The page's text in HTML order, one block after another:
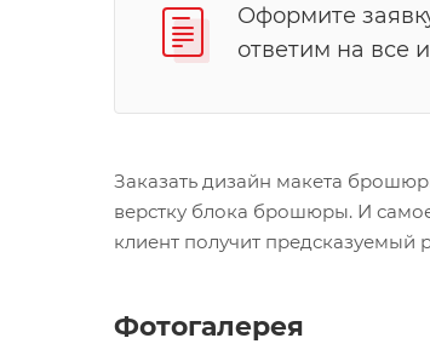
Оформите
ответим на все
Заказать дизайн макета
верстку блока брошюры. И
клиент получит предсказуемый
Фотогалерея